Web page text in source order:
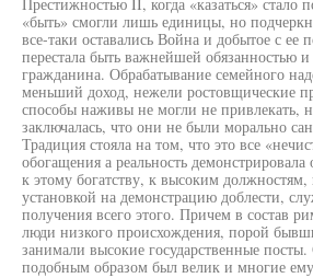
«быть» смогли лишь единицы, но
все-таки оставались Война и добытое с ее
перестала быть важнейшей обязанностью
гражданина. Обрабатывание семейного
меньший доход, нежели ростовщические
способы наживы не могли не привлекать,
заключалась, что они не были морально
Традиция стояла на том, что это все
обогащения а реальность
к этому богатству, к высоким
установкой на демонстрацию доблести,
получения всего этого. Причем в состав
люди низкого происхождения, порой
занимали высокие государственные
подобным образом был велик и многие